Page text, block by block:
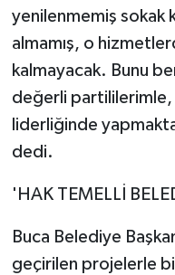
yenilenmemiş sokak
almamış, o
kalmayacak. Bunu
değerli partililerimle,
liderliğinde
dedi.
'HAK TEMELLİ
Buca Belediye
geçirilen projelerle